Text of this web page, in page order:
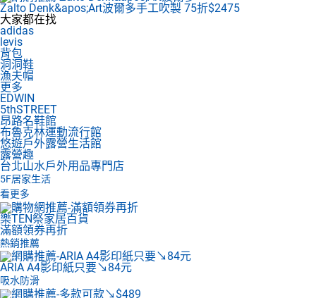
Zalto Denk&apos;Art波爾多手工吹製 75折$2475
大家都在找
adidas
levis
背包
洞洞鞋
漁夫帽
更多
EDWIN
5thSTREET
昂路名鞋館
布魯克林運動流行館
悠遊戶外露營生活館
露營趣
台北山水戶外用品專門店
5F居家生活
看更多
樂TEN祭家居百貨
滿額領券再折
熱銷推薦
ARIA A4影印紙只要↘84元
吸水防滑